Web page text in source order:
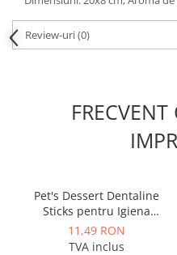
Review-uri(0)
Pet's Dessert Dentaline
Sticks pentru Igiena
Dentara cu Rata
11,49 RON
TVA inclus